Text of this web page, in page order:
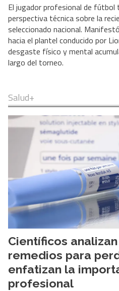
El jugador profesional de fútbol
perspectiva técnica sobre la
seleccionado nacional.
hacia el plantel conducido por
desgaste físico y mental
largo del torneo.
Salud+
Científicos
remedios para
enfatizan la
profesional